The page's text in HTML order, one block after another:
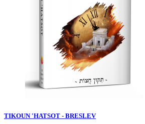
TIKOUN 'HATSOT - BRESLEV